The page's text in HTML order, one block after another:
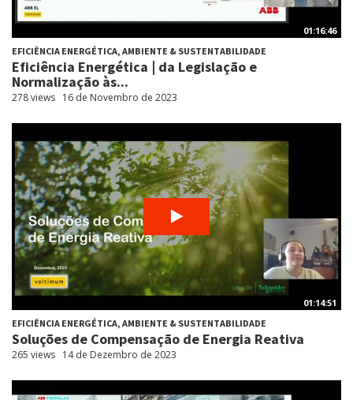
01:16:46
EFICIÊNCIA ENERGÉTICA, AMBIENTE & SUSTENTABILIDADE
Eficiência Energética | da Legislação e
Normalização às...
278 views 16 de Novembro de 2023
01:14:51
EFICIÊNCIA ENERGÉTICA, AMBIENTE & SUSTENTABILIDADE
Soluções de Compensação de Energia Reativa
265 views 14 de Dezembro de 2023